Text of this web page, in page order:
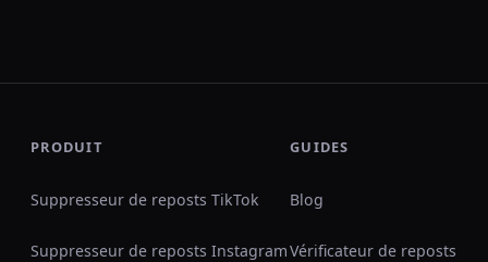
PRODUIT
Suppresseur de reposts TikTok
Suppresseur de reposts Instagram
GUIDES
Blog
Vérificateur de reposts